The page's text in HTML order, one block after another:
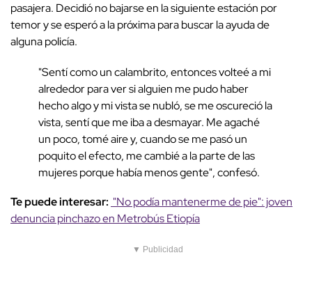
pasajera. Decidió no bajarse en la siguiente estación por
temor y se esperó a la próxima para buscar la ayuda de
alguna policía.
"Sentí como un calambrito, entonces volteé a mi
alrededor para ver si alguien me pudo haber
hecho algo y mi vista se nubló, se me oscureció la
vista, sentí que me iba a desmayar. Me agaché
un poco, tomé aire y, cuando se me pasó un
poquito el efecto, me cambié a la parte de las
mujeres porque había menos gente", confesó.
Te puede interesar: "No podía mantenerme de pie": joven
denuncia pinchazo en Metrobús Etiopía
▼ Publicidad